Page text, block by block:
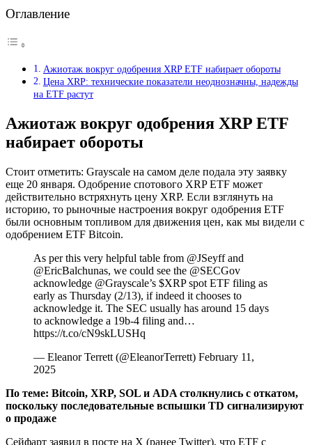
Оглавление
Ажиотаж вокруг одобрения XRP ETF набирает обороты
Цена XRP: технические показатели неоднозначны, надежды
на ETF растут
Ажиотаж вокруг одобрения XRP ETF
набирает обороты
Стоит отметить: Grayscale на самом деле подала эту заявку
еще 20 января. Одобрение спотового XRP ETF может
действительно встряхнуть цену XRP. Если взглянуть на
историю, то рыночные настроения вокруг одобрения ETF
были основным топливом для движения цен, как мы видели с
одобрением ETF Bitcoin.
As per this very helpful table from @JSeyff and
@EricBalchunas, we could see the @SECGov
acknowledge @Grayscale’s $XRP spot ETF filing as
early as Thursday (2/13), if indeed it chooses to
acknowledge it. The SEC usually has around 15 days
to acknowledge a 19b-4 filing and…
https://t.co/cN9skLUSHq
— Eleanor Terrett (@EleanorTerrett) February 11,
2025
По теме: Bitcoin, XRP, SOL и ADA столкнулись с откатом,
поскольку последовательные вспышки TD сигнализируют
о продаже
Сейфарт заявил в посте на X (ранее Twitter), что ETF с